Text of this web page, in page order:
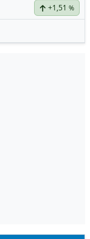
+1,51 %